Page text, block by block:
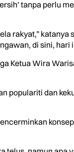
tanpa perlu
rakyat,” katanya
di sini, hari
Ketua Wira
populariti dan